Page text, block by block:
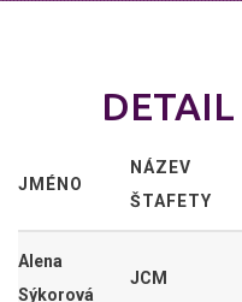
JMÉNO
NÁZEV
ŠTAFETY
Alena
Sýkorová
JCM